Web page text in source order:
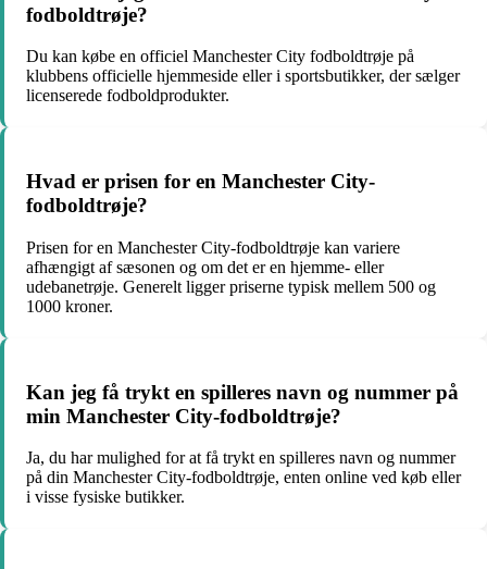
fodboldtrøje?
Du kan købe en officiel Manchester City fodboldtrøje på
klubbens officielle hjemmeside eller i sportsbutikker, der sælger
licenserede fodboldprodukter.
Hvad er prisen for en Manchester City-
fodboldtrøje?
Prisen for en Manchester City-fodboldtrøje kan variere
afhængigt af sæsonen og om det er en hjemme- eller
udebanetrøje. Generelt ligger priserne typisk mellem 500 og
1000 kroner.
Kan jeg få trykt en spilleres navn og nummer på
min Manchester City-fodboldtrøje?
Ja, du har mulighed for at få trykt en spilleres navn og nummer
på din Manchester City-fodboldtrøje, enten online ved køb eller
i visse fysiske butikker.